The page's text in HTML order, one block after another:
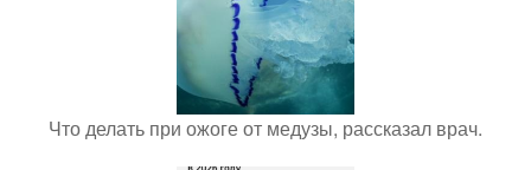
Что делать при ожоге от медузы, рассказал врач.